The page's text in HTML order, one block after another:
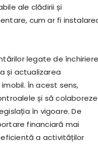
ale clădirii și
cum ar fi
legate de
și actualizarea
În acest sens,
și să
în vigoare. De
financiară mai
a activităților